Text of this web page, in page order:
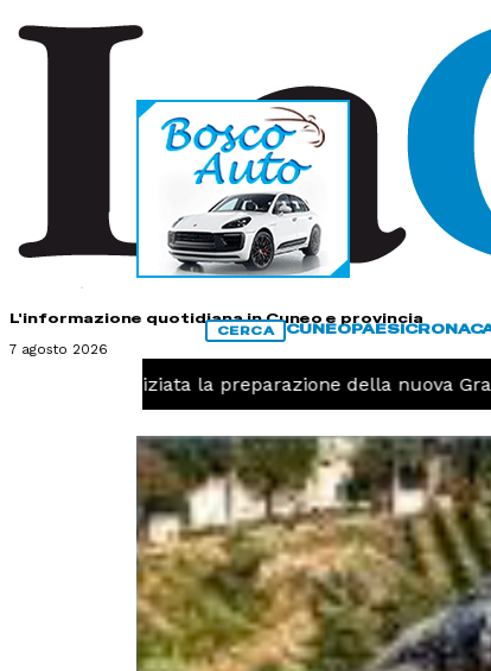
L'informazione quotidiana in Cuneo e provincia
7 agosto 2026
CERCA CUNEOPAESI
iniziata la preparazione della nuova Granda